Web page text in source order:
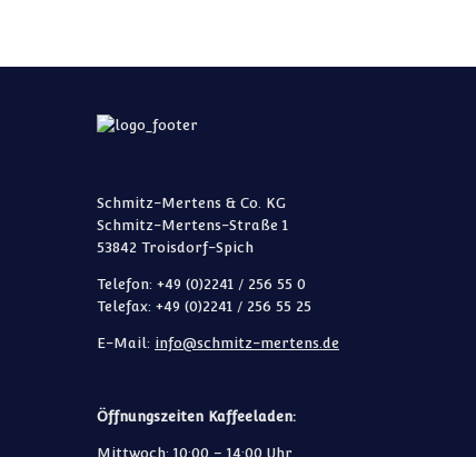
Schmitz-Mertens & Co. KG
Schmitz-Mertens-Straße 1
53842 Troisdorf-Spich
Telefon: +49 (0)2241 / 256 55 0
Telefax: +49 (0)2241 / 256 55 25
E-Mail: info@schmitz-mertens.de
Öffnungszeiten Kaffeeladen:
Mittwoch: 10:00 – 14:00 Uhr